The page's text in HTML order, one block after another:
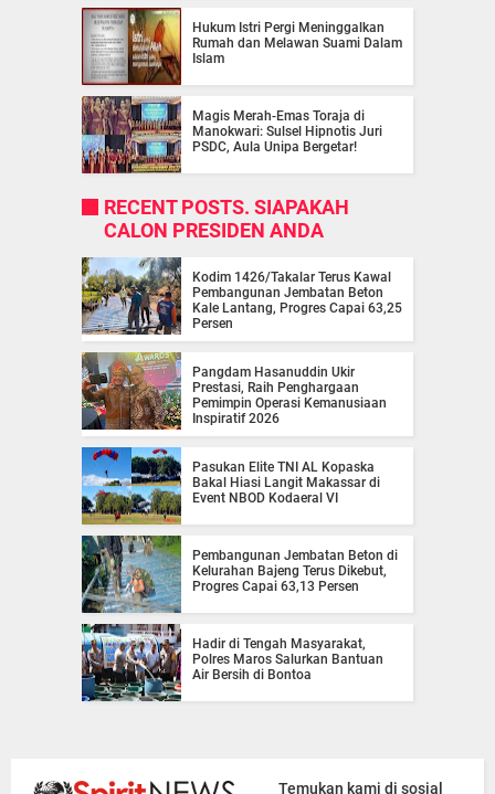
Hukum Istri Pergi Meninggalkan
Rumah dan Melawan Suami Dalam
Islam
Magis Merah-Emas Toraja di
Manokwari: Sulsel Hipnotis Juri
PSDC, Aula Unipa Bergetar!
RECENT POSTS. SIAPAKAH
CALON PRESIDEN ANDA
Kodim 1426/Takalar Terus Kawal
Pembangunan Jembatan Beton
Kale Lantang, Progres Capai 63,25
Persen
Pangdam Hasanuddin Ukir
Prestasi, Raih Penghargaan
Pemimpin Operasi Kemanusiaan
Inspiratif 2026
Pasukan Elite TNI AL Kopaska
Bakal Hiasi Langit Makassar di
Event NBOD Kodaeral VI
Pembangunan Jembatan Beton di
Kelurahan Bajeng Terus Dikebut,
Progres Capai 63,13 Persen
Hadir di Tengah Masyarakat,
Polres Maros Salurkan Bantuan
Air Bersih di Bontoa
Temukan kami di sosial